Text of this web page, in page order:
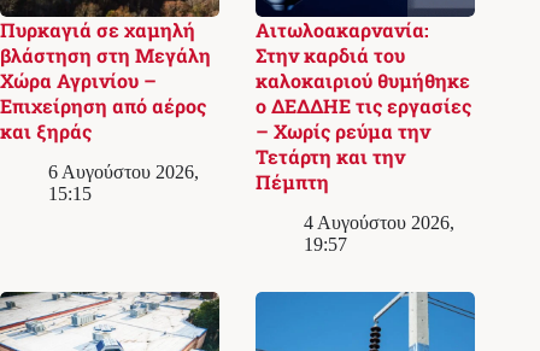
Πυρκαγιά σε χαμηλή
βλάστηση στη Μεγάλη
Χώρα Αγρινίου –
Επιχείρηση από αέρος
και ξηράς
6 Αυγούστου 2026,
15:15
Αιτωλοακαρνανία:
Στην καρδιά του
καλοκαιριού θυμήθηκε
ο ΔΕΔΔΗΕ τις εργασίες
– Χωρίς ρεύμα την
Τετάρτη και την
Πέμπτη
4 Αυγούστου 2026,
19:57